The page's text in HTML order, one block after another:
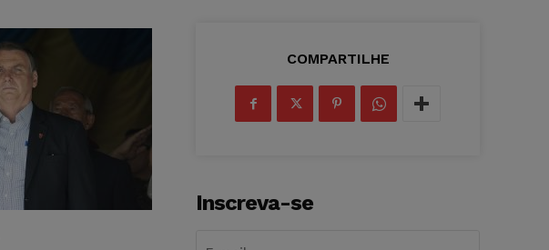
COMPARTILHE
Inscreva-se